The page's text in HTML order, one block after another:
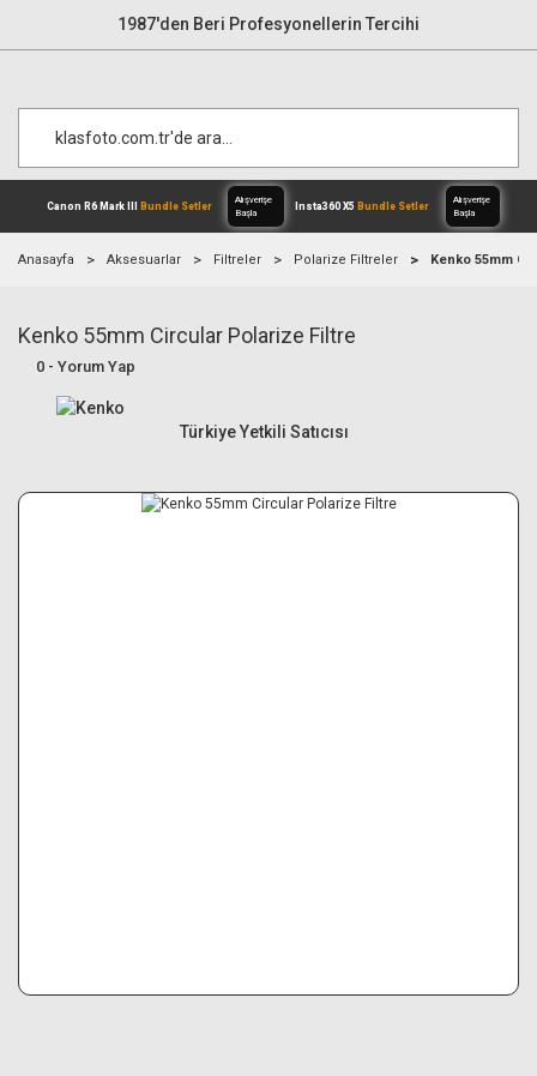
1987'den Beri Profesyonellerin Tercihi
Canon R6 Mark IIIBundle Setler
Anasayfa Aksesuarlar Filtreler Polarize Filtreler Kenko 55mm
Kenko 55mm Circular Polarize Filtre
0 - Yorum Yap
Türkiye Yetkili Satıcısı